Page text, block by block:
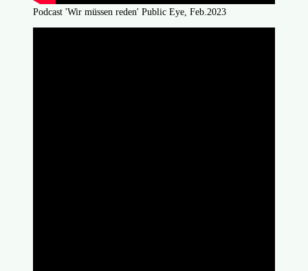
Podcast 'Wir müssen reden' Public Eye, Feb.2023